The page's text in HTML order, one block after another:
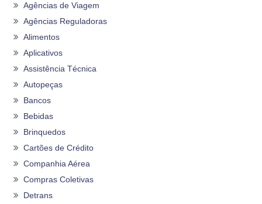
Agências de Viagem
Agências Reguladoras
Alimentos
Aplicativos
Assistência Técnica
Autopeças
Bancos
Bebidas
Brinquedos
Cartões de Crédito
Companhia Aérea
Compras Coletivas
Detrans